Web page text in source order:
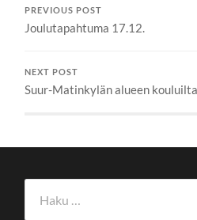
PREVIOUS POST
Joulutapahtuma 17.12.
NEXT POST
Suur-Matinkylän alueen